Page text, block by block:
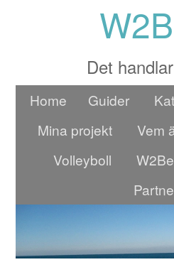
Det
Home Guider
Mina projekt
Vem
Volleyboll